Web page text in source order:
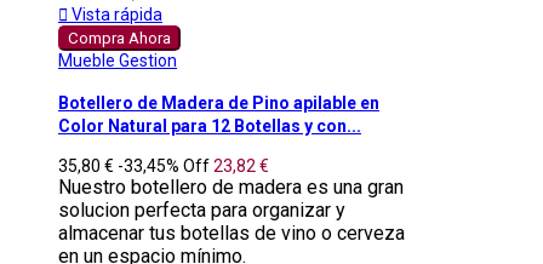
 Vista rápida
Compra Ahora
Mueble Gestion
Botellero de Madera de Pino apilable en
Color Natural para 12 Botellas y con...
35,80 € -33,45% Off23,82 €
Nuestro botellero de madera es una gran
solucion perfecta para organizar y
almacenar tus botellas de vino o cerveza
en un espacio mínimo.